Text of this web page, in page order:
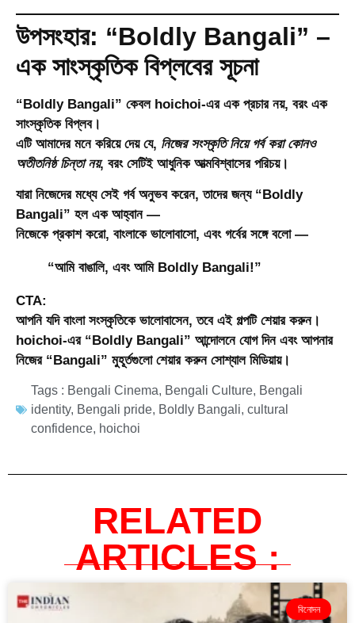
উপসংহার: “Boldly Bangali” –
এক সাংস্কৃতিক বিপ্লবের সূচনা
“Boldly Bangali” কেবল hoichoi-এর এক প্রচার নয়, বরং এক
সাংস্কৃতিক বিপ্লব।
এটি আমাদের মনে করিয়ে দেয় যে, নিজের সংস্কৃতি নিয়ে গর্ব করা কোনও
অতীতনিষ্ঠ চিন্তা নয়, বরং সেটিই আধুনিক আত্মবিশ্বাসের পরিচয়।
যারা নিজেদের মধ্যে সেই গর্ব অনুভব করেন, তাদের জন্য “Boldly
Bangali” হল এক আহ্বান —
নিজেকে প্রকাশ করো, বাংলাকে ভালোবাসো, এবং গর্বের সঙ্গে বলো —
“আমি বাঙালি, এবং আমি Boldly Bangali!”
CTA:
আপনি যদি বাংলা সংস্কৃতিকে ভালোবাসেন, তবে এই গল্পটি শেয়ার করুন।
hoichoi-এর “Boldly Bangali” আন্দোলনে যোগ দিন এবং আপনার
নিজের “Bangali” মুহূর্তগুলো শেয়ার করুন সোশ্যাল মিডিয়ায়।
Tags : Bengali Cinema, Bengali Culture, Bengali
identity, Bengali pride, Boldly Bangali, cultural
confidence, hoichoi
RELATED
ARTICLES :
বিনোদন